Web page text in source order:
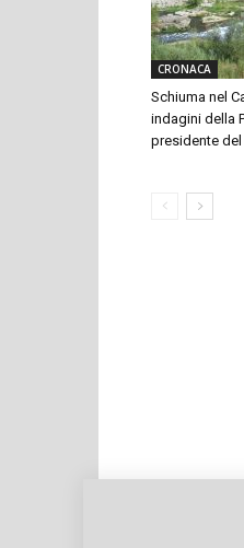
CRONACA
Schiuma nel
indagini della
presidente